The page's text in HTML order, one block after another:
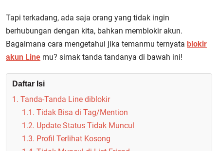
Tapi terkadang, ada saja orang yang tidak ingin
berhubungan dengan kita, bahkan memblokir akun.
Bagaimana cara mengetahui jika temanmu ternyata blokir
akun Line mu? simak tanda tandanya di bawah ini!
Daftar Isi
1. Tanda-Tanda Line diblokir
1.1. Tidak Bisa di Tag/Mention
1.2. Update Status Tidak Muncul
1.3. Profil Terlihat Kosong